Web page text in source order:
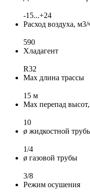
-15...+24
Расход воздуха, м3/
590
Хладагент
R32
Max длина трассы
15 м
Max перепад
10
ø жидкостной
1/4
ø газовой трубы
3/8
Режим осушения